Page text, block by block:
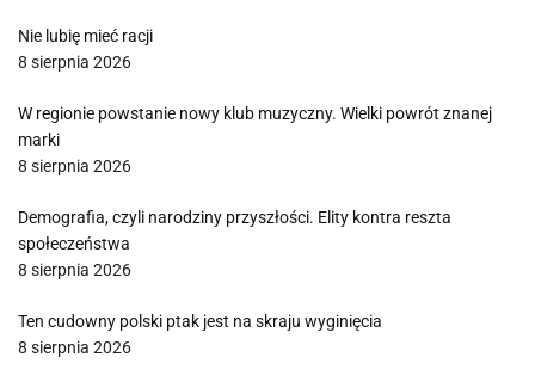
Nie lubię mieć racji
8 sierpnia 2026
W regionie powstanie nowy klub muzyczny. Wielki powrót znanej
marki
8 sierpnia 2026
Demografia, czyli narodziny przyszłości. Elity kontra reszta
społeczeństwa
8 sierpnia 2026
Ten cudowny polski ptak jest na skraju wyginięcia
8 sierpnia 2026